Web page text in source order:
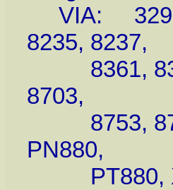
VIA: 3296,
8235, 8237,
8361,
8703,
8753,
PN880,
PT880,